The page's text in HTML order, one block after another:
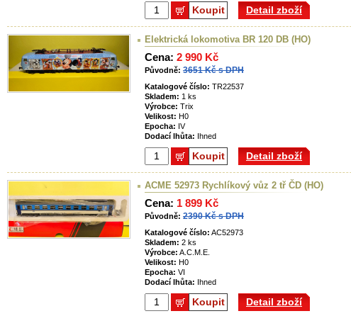
Koupit Detail zboží
Elektrická lokomotiva BR 120 DB (HO)
Cena: 2 990 Kč
Původně: 3651 Kč s DPH
Katalogové číslo: TR22537
Skladem: 1 ks
Výrobce: Trix
Velikost: H0
Epocha: IV
Dodací lhůta: Ihned
Koupit Detail zboží
ACME 52973 Rychlíkový vůz 2 tř ČD (HO)
Cena: 1 899 Kč
Původně: 2390 Kč s DPH
Katalogové číslo: AC52973
Skladem: 2 ks
Výrobce: A.C.M.E.
Velikost: H0
Epocha: VI
Dodací lhůta: Ihned
Koupit Detail zboží